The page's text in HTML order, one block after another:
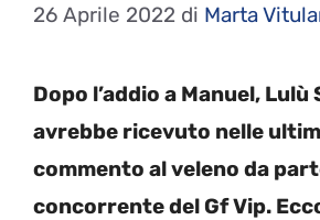
26 Aprile 2022 di Marta
Dopo l’addio a Manuel, Lulù
avrebbe ricevuto nelle
commento al veleno da
concorrente del Gf Vip.